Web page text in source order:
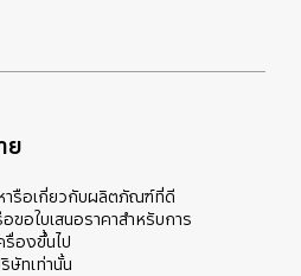
ย
ารือเกี่ยวกับผลิตภัณฑ์ที่ดี
อใบเสนอราคาสำหรับการ
รื่องขึ้นไป
ษัทเท่านั้น